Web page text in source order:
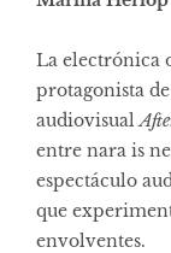
La electrónica
protagonista
audiovisual
entre nara is
espectáculo
que
envolventes.